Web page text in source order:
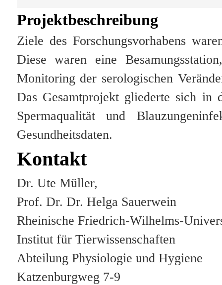
Projektbeschreibung
Ziele des Forschungsvorhabens
Diese waren eine
Monitoring der serologischen
Das Gesamtprojekt gliederte sich in
Spermaqualität und
Gesundheitsdaten.
Kontakt
Dr. Ute Müller,
Prof. Dr. Dr. Helga Sauerwein
Rheinische Friedrich-Wilhelms-
Institut für Tierwissenschaften
Abteilung Physiologie und Hygiene
Katzenburgweg 7-9